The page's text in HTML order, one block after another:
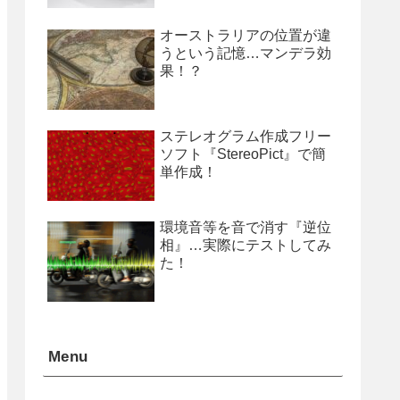
オーストラリアの位置が違
うという記憶…マンデラ効
果！？
ステレオグラム作成フリー
ソフト『StereoPict』で簡
単作成！
環境音等を音で消す『逆位
相』…実際にテストしてみ
た！
Menu